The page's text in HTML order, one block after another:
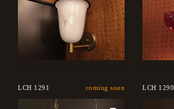
LCH 1291 coming soon LCH 1290